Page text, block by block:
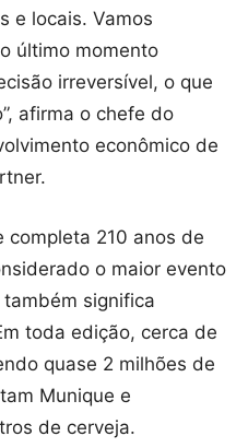
e locais. Vamos
último momento
irreversível, o que
afirma o chefe do
econômico de
completa 210 anos de
o maior evento
significa
toda edição, cerca de
quase 2 milhões de
Munique e
de cerveja.